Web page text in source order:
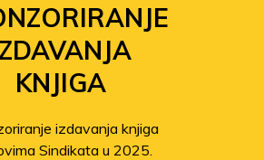
KNJIGA
izdavanja knjiga
Sindikata u 2025.